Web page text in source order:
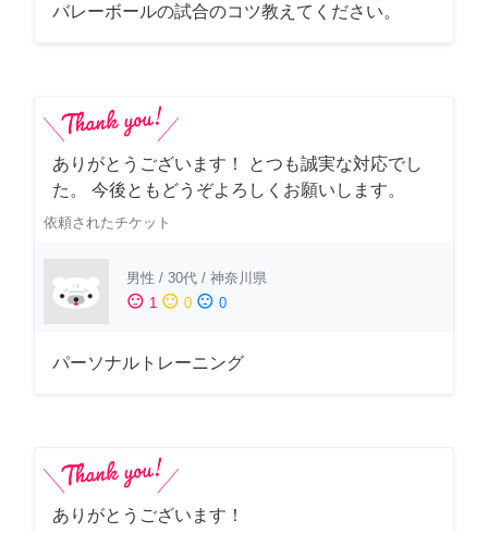
バレーボールの試合のコツ教えてください。
ありがとうございます！ とつも誠実な対応でし
た。 今後ともどうぞよろしくお願いします。
依頼されたチケット
男性 / 30代 / 神奈川県
sentiment_satisfied 1 sentiment_neutral 0 sentiment_dissatisfied 0
パーソナルトレーニング
ありがとうございます！